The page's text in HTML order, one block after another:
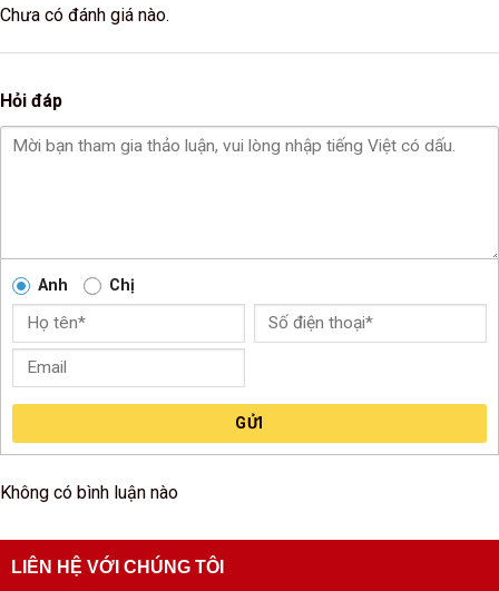
Chưa có đánh giá nào.
Hỏi đáp
Anh Chị
GỬI
Không có bình luận nào
LIÊN HỆ VỚI CHÚNG TÔI